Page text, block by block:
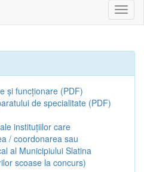
sau
și funcționare (PDF)
de specialitate (PDF)
instituțiilor care
/ coordonarea sau
al Municipiului Slatina
scoase la concurs)